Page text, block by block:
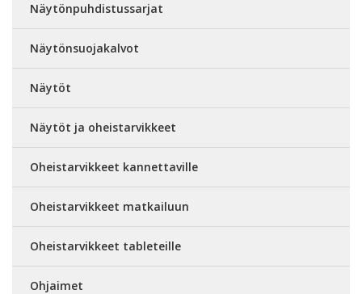
Näytönpuhdistussarjat
Näytönsuojakalvot
Näytöt
Näytöt ja oheistarvikkeet
Oheistarvikkeet kannettaville
Oheistarvikkeet matkailuun
Oheistarvikkeet tableteille
Ohjaimet